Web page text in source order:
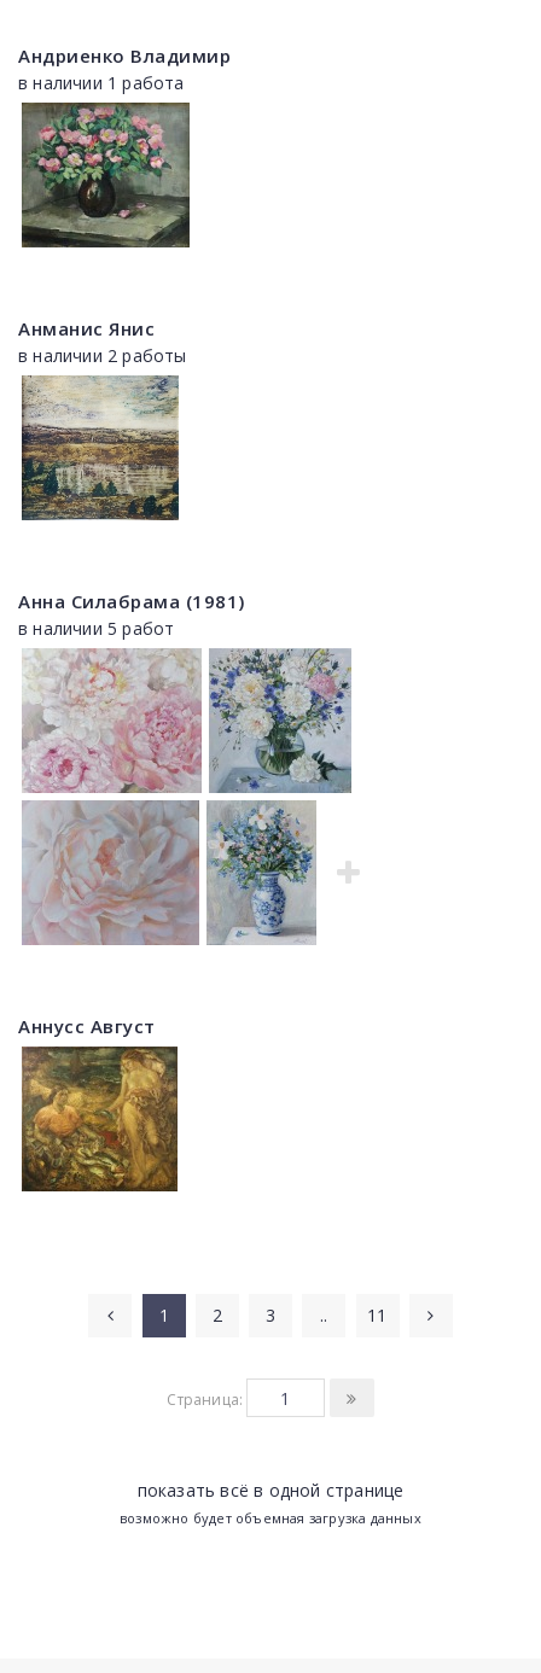
Андриенко Владимир
в наличии 1 работа
Анманис Янис
в наличии 2 работы
Анна Силабрама (1981)
в наличии 5 работ
Аннусс Август
1 2 3 .. 11
Страница:
показать всё в одной странице
возможно будет объемная загрузка данных